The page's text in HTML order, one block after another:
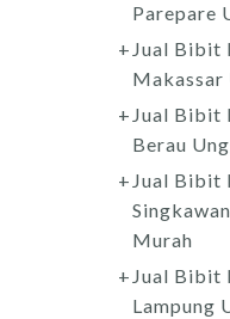
Parepare
Jual Bibit
Makassar
Jual Bibit
Berau
Jual Bibit
Murah
Jual Bibit
Lampung